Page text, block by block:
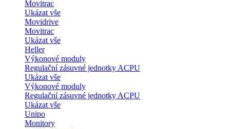
Movitrac
Ukázat vše
Movidrive
Movitrac
Ukázat vše
Heller
Výkonové moduly
Regulační zásuvné jednotky ACPU
Ukázat vše
Výkonové moduly
Regulační zásuvné jednotky ACPU
Ukázat vše
Unipo
Monitory